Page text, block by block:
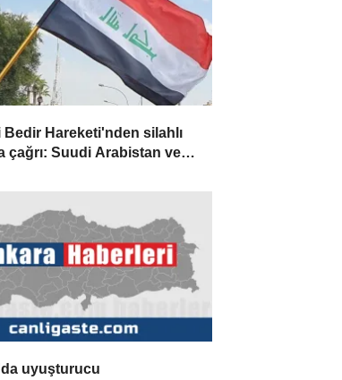
Bedir Hareketi'nden silahlı
çağrı: Suudi Arabistan ve
uyuşturucu